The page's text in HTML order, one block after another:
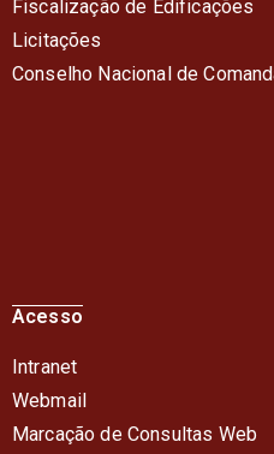
Fiscalização de Edificações
Licitações
Conselho Nacional de
Acesso
Intranet
Webmail
Marcação de Consultas Web